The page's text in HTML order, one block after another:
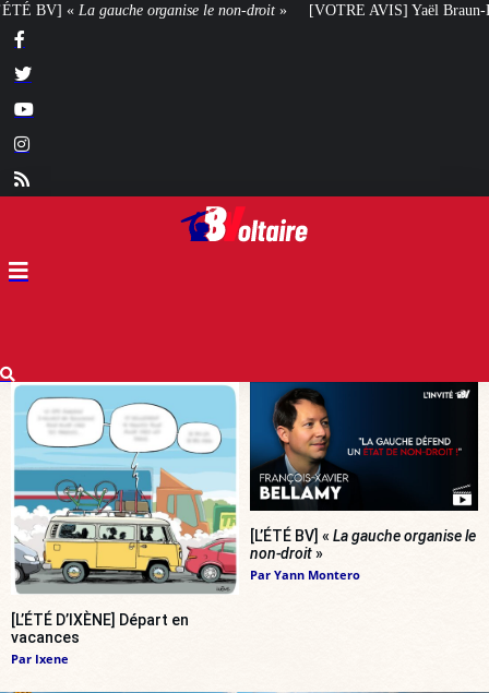
droit» [VOTRE AVIS] Yaël Braun-Pivet doit-elle renoncer à son projet
[L’ÉTÉ D’IXÈNE] Départ en
vacances
Par Ixene
[L’ÉTÉ BV] « La gauche organise le
non-droit»
Par Yann Montero